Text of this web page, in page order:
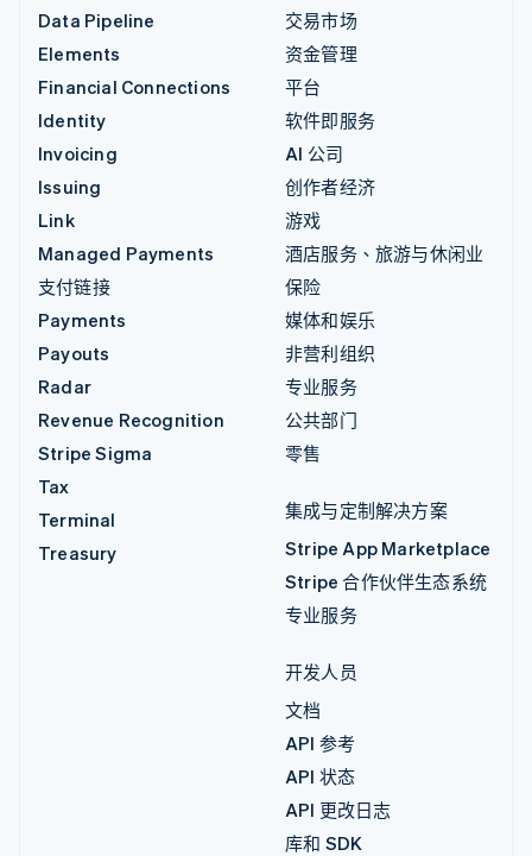
Data Pipeline
Elements
Financial Connections
Identity
Invoicing
Issuing
Link
Managed Payments
支付链接
Payments
Payouts
Radar
Revenue Recognition
Stripe Sigma
Tax
Terminal
Treasury
交易市场
资金管理
平台
软件即服务
AI 公司
创作者经济
游戏
酒店服务、旅游与休闲业
保险
媒体和娱乐
非营利组织
专业服务
公共部门
零售
集成与定制解决方案
Stripe App Marketplace
Stripe 合作伙伴生态系统
专业服务
开发人员
文档
API 参考
API 状态
API 更改日志
库和 SDK